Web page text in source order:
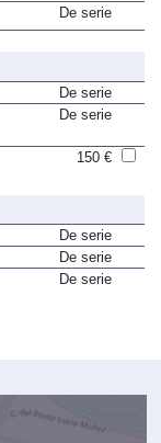
De serie
De serie
De serie
150 €
De serie
De serie
De serie